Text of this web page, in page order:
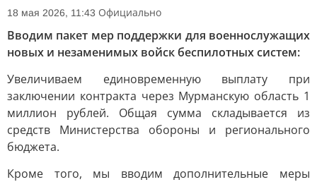
18 мая 2026, 11:43 Официально
Вводим пакет мер поддержки для военнослужащих
новых и незаменимых войск беспилотных систем:
Увеличиваем единовременную выплату при
заключении контракта через Мурманскую область 1
миллион рублей. Общая сумма складывается из
средств Министерства обороны и регионального
бюджета.
Кроме того, мы вводим дополнительные меры